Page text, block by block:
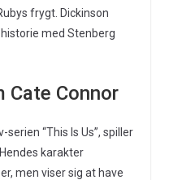
frygt. Dickinson
med Stenberg
Cate Connor
“This Is Us”, spiller
karakter
men viser sig at have